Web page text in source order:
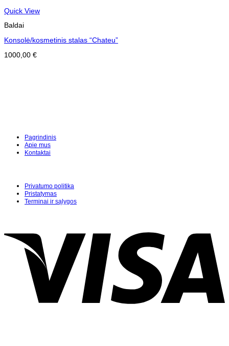
Quick View
Baldai
Konsolė/kosmetinis stalas “Chateu”
1000,00 €
Pagrindinis
Apie mus
Kontaktai
Privatumo politika
Pristatymas
Terminai ir sąlygos